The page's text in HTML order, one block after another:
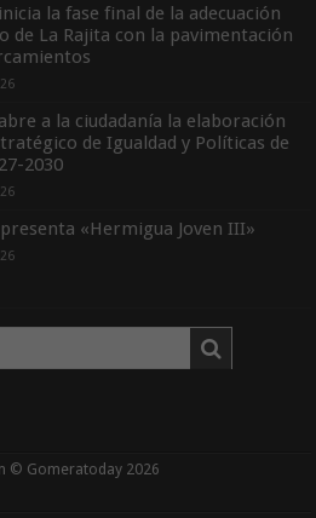
la fase final de la adecuación
de La Rajita con la pavimentación
a la ciudadanía la elaboración
de Igualdad y Políticas de
2030
«Hermigua Joven III»
© Gomeratoday 2026